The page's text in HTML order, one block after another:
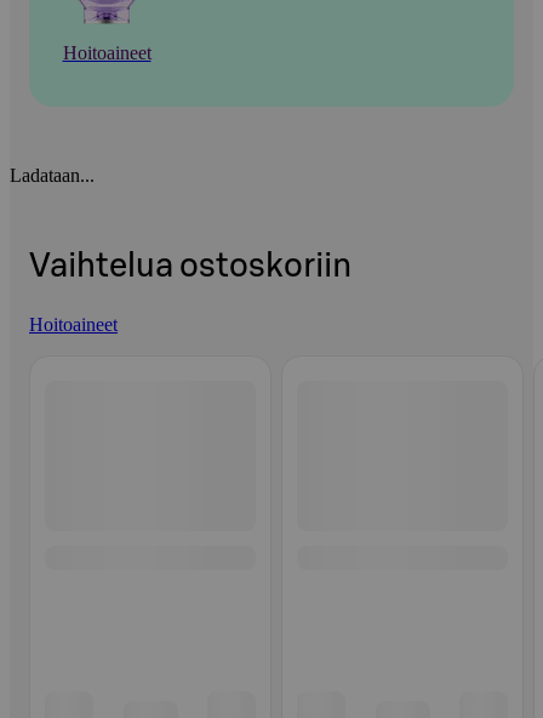
Hoitoaineet
Ladataan...
Vaihtelua ostoskoriin
Hoitoaineet